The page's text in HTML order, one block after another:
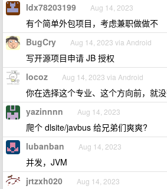
ldx78203199 Aug 14, 2023
有个简单外包项目，考虑兼职做做不
BugCry Aug 14, 2023 via Android
写开源项目申请 JB 授权
locoz Aug 14, 2023 via Android
你在选择这个专业、这个方向前，就
yazinnnn Aug 14, 2023
爬个 dlsite/javbus 给兄弟们爽爽?
lubanban Aug 14, 2023
并发，JVM
jrtzxh020 Aug 14, 2023